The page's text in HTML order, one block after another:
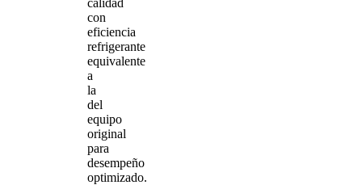
con
eficiencia
refrigerante
equivalente
a
la
del
equipo
original
para
desempeño
optimizado.